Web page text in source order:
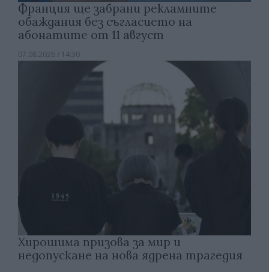
Франция ще забрани рекламните
обаждания без съгласието на
абонатите от 11 август
07.08.2026 / 14:30
Хирошима призова за мир и
недопускане на нова ядрена трагедия